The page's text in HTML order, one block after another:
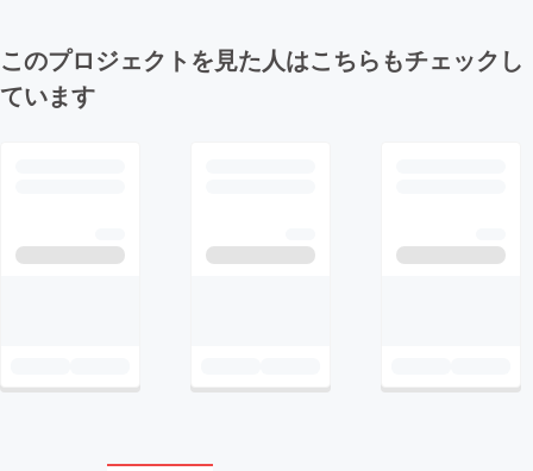
このプロジェクトを見た人はこちらもチェックし
ています